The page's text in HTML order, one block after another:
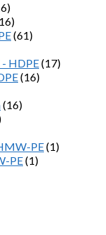
(61)
- HDPE(17)
(16)
(16)
PE(1)
PE(1)